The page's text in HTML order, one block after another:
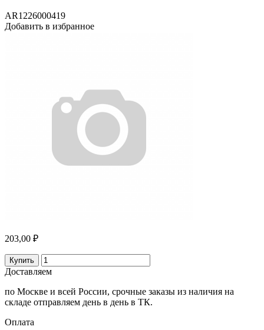
AR1226000419
Добавить в избранное
203,00 ₽
Купить
Доставляем
по Москве и всей России, срочные заказы из наличия на
складе отправляем день в день в ТК.
Оплата